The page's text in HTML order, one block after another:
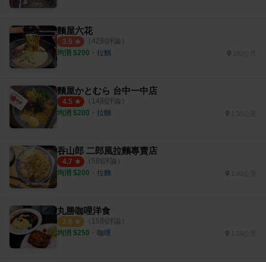
麵屋六花
3.5 （ 42則評論）
均消 $200 ・ 拉麵
麵屋かとむら 台中一中店
4.5 （ 14則評論）
均消 $200 ・ 拉麵 1.35公里
吞山郎 二郎風拉麵專賣店
4.7 （ 5則評論）
均消 $200 ・ 拉麵 1.43公里
丸勝咖哩洋食
2.6 （ 15則評論）
均消 $250 ・ 咖哩